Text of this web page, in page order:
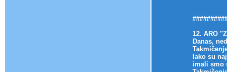
12. ARO
Danas,
Iako su
imali smo